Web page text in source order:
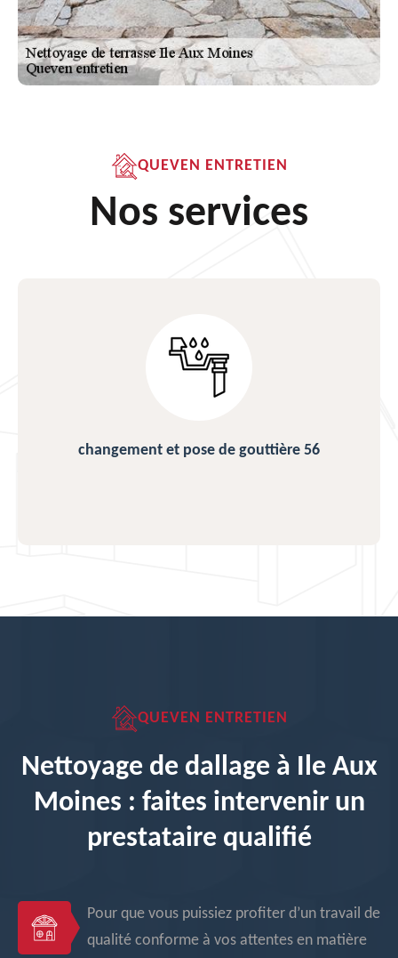
QUEVEN ENTRETIEN
Nos services
changement et pose de gouttière 56
QUEVEN ENTRETIEN
Nettoyage de dallage à Ile Aux
Moines : faites intervenir un
prestataire qualifié
Pour que vous puissiez profiter d’un travail de
qualité conforme à vos attentes en matière